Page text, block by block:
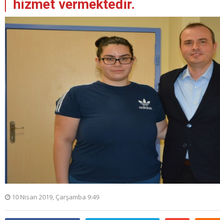
hizmet vermektedir.
10 Nisan 2019, Çarşamba 9:49